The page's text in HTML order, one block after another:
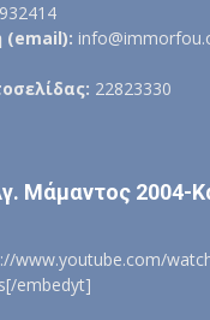
(email):
22823330
Μάμαντος 2004-
www.youtube.com/
embedyt]